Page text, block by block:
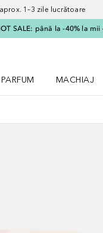
1–3 zile lucrătoare
SALE: până la -40% la
PARFUM
MACHIAJ